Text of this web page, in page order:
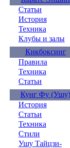
Статьи
История
Техника
Клубы и залы
Кикбоксинг
Правила
Техника
Статьи
Кунг Фу (Ушу)
История
Статьи
Техника
Стили
Ушу Тайцзи-